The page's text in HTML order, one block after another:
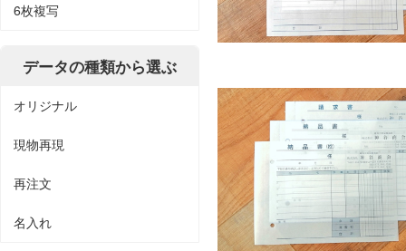
6枚複写
データの種類から選ぶ
オリジナル
現物再現
再注文
名入れ